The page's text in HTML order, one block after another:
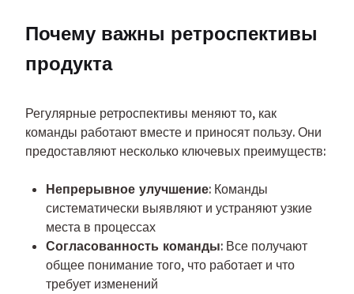
Почему важны ретроспективы
продукта
Регулярные ретроспективы меняют то, как
команды работают вместе и приносят пользу. Они
предоставляют несколько ключевых преимуществ:
Непрерывное улучшение: Команды
систематически выявляют и устраняют узкие
места в процессах
Согласованность команды: Все получают
общее понимание того, что работает и что
требует изменений